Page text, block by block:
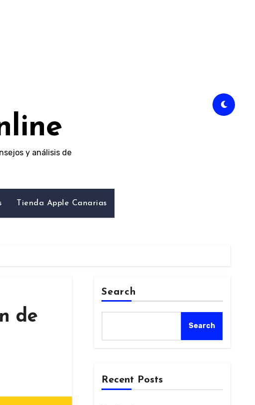
y análisis de
Tienda Apple Canarias
de
Search
Search
Recent Posts